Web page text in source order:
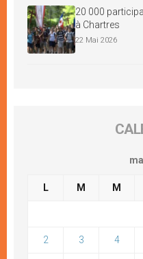
20 000
à Chartres
22 Mai 2026
L M M
2 3 4